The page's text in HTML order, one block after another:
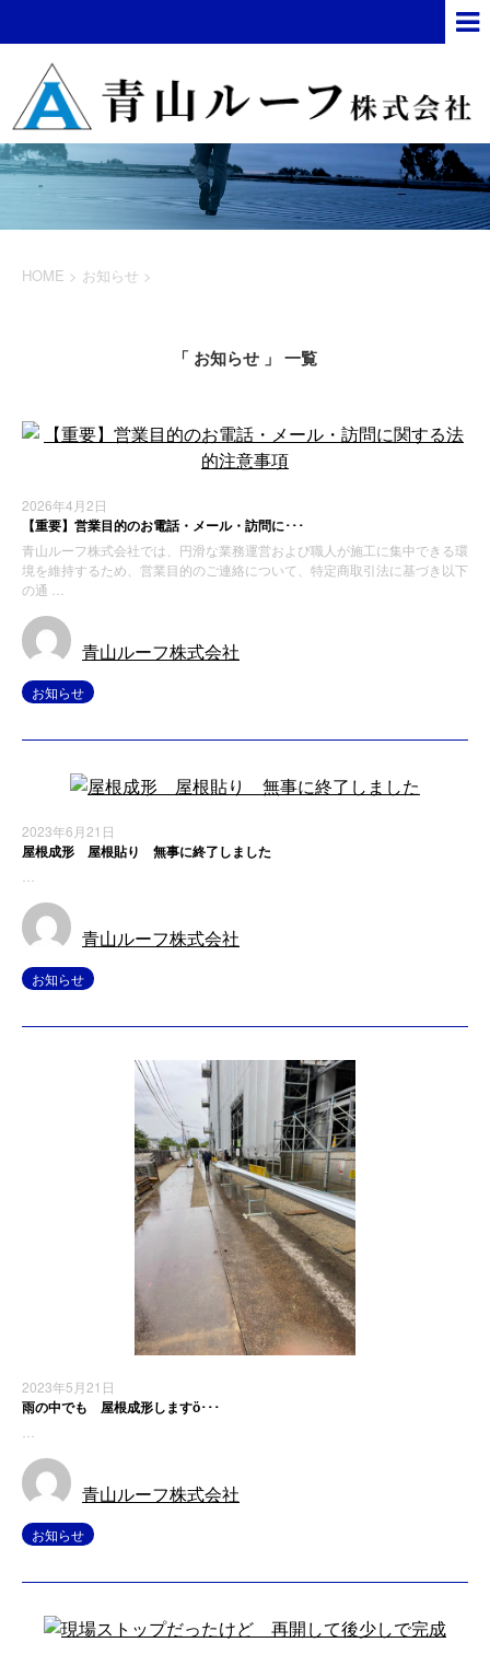
HOME > お知らせ >
「 お知らせ 」 一覧
2026年4月2日
【重要】営業目的のお電話・メール・訪問に･･･
青山ルーフ株式会社では、円滑な業務運営および職人が施工に集中できる環
境を維持するため、営業目的のご連絡について、特定商取引法に基づき以下
の通 …
青山ルーフ株式会社
お知らせ
2023年6月21日
屋根成形 屋根貼り 無事に終了しました
青山ルーフ株式会社
お知らせ
2023年5月21日
雨の中でも 屋根成形しますὄ･･･
青山ルーフ株式会社
お知らせ